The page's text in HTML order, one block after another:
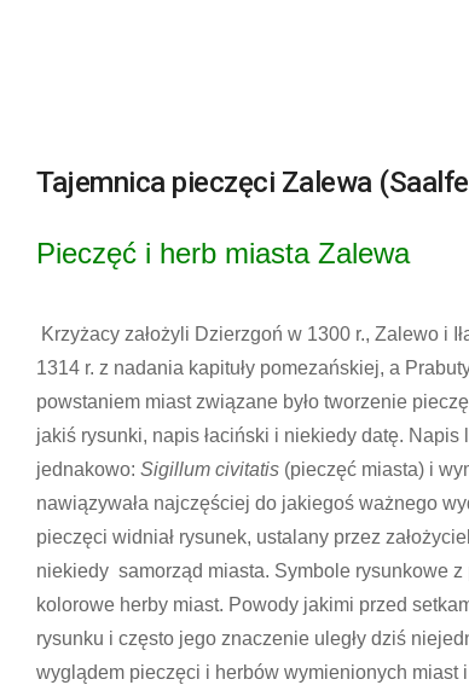
Tajemnica pieczęci Zalewa
Pieczęć i herb miasta Zalewa
Krzyżacy założyli Dzierzgoń w 1300 r., Zalewo i
1314 r. z nadania kapituły pomezańskiej, a
powstaniem miast związane było tworzenie
jakiś rysunki, napis łaciński i niekiedy datę.
jednakowo:Sigillum civitatis (pieczęć miasta) i
nawiązywała najczęściej do jakiegoś ważnego
pieczęci widniał rysunek, ustalany przez
niekiedy samorząd miasta. Symbole rysunkowe
kolorowe herby miast. Powody jakimi przed
rysunku i często jego znaczenie uległy dziś
wyglądem pieczęci i herbów wymienionych